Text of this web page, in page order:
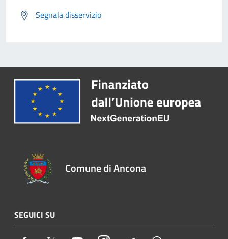
Segnala disservizio
Comune di Ancona
SEGUICI SU